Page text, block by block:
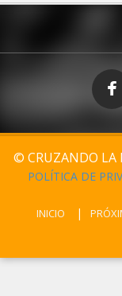
© CRUZANDO LA
POLÍTICA DE
INICIO